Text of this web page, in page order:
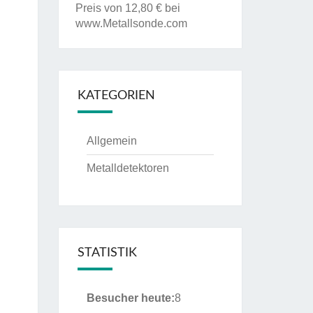
Preis von 12,80 € bei
www.Metallsonde.com
KATEGORIEN
Allgemein
Metalldetektoren
STATISTIK
Besucher heute:8